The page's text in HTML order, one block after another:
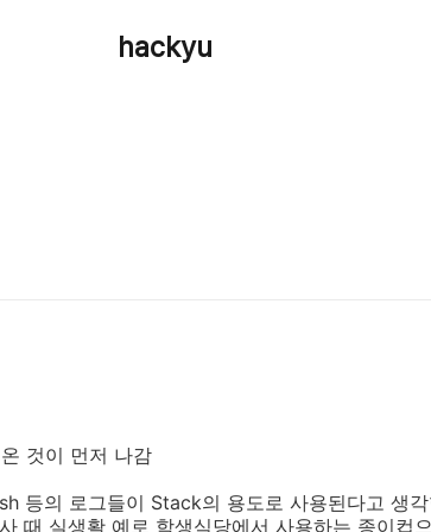
hackyu
것이 먼저 나감
등의 로그들이 Stack의 용도로 사용된다고 생각
때 실생활 예로 학생식당에서 사용하는 종이컵